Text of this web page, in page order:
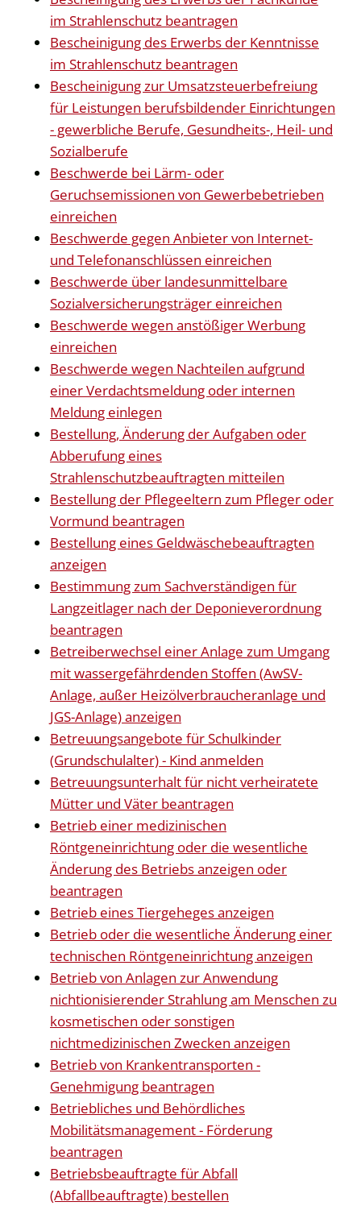
im Strahlenschutz beantragen
Bescheinigung des Erwerbs der Kenntnisse
im Strahlenschutz beantragen
Bescheinigung zur Umsatzsteuerbefreiung
für Leistungen berufsbildender Einrichtungen
- gewerbliche Berufe, Gesundheits-, Heil- und
Sozialberufe
Beschwerde bei Lärm- oder
Geruchsemissionen von Gewerbebetrieben
einreichen
Beschwerde gegen Anbieter von Internet-
und Telefonanschlüssen einreichen
Beschwerde über landesunmittelbare
Sozialversicherungsträger einreichen
Beschwerde wegen anstößiger Werbung
einreichen
Beschwerde wegen Nachteilen aufgrund
einer Verdachtsmeldung oder internen
Meldung einlegen
Bestellung, Änderung der Aufgaben oder
Abberufung eines
Strahlenschutzbeauftragten mitteilen
Bestellung der Pflegeeltern zum Pfleger oder
Vormund beantragen
Bestellung eines Geldwäschebeauftragten
anzeigen
Bestimmung zum Sachverständigen für
Langzeitlager nach der Deponieverordnung
beantragen
Betreiberwechsel einer Anlage zum Umgang
mit wassergefährdenden Stoffen (AwSV-
Anlage, außer Heizölverbraucheranlage und
JGS-Anlage) anzeigen
Betreuungsangebote für Schulkinder
(Grundschulalter) - Kind anmelden
Betreuungsunterhalt für nicht verheiratete
Mütter und Väter beantragen
Betrieb einer medizinischen
Röntgeneinrichtung oder die wesentliche
Änderung des Betriebs anzeigen oder
beantragen
Betrieb eines Tiergeheges anzeigen
Betrieb oder die wesentliche Änderung einer
technischen Röntgeneinrichtung anzeigen
Betrieb von Anlagen zur Anwendung
nichtionisierender Strahlung am Menschen zu
kosmetischen oder sonstigen
nichtmedizinischen Zwecken anzeigen
Betrieb von Krankentransporten -
Genehmigung beantragen
Betriebliches und Behördliches
Mobilitätsmanagement - Förderung
beantragen
Betriebsbeauftragte für Abfall
(Abfallbeauftragte) bestellen